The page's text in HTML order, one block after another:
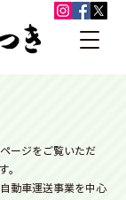
ージをご覧いただ
。
動車運送事業を中心